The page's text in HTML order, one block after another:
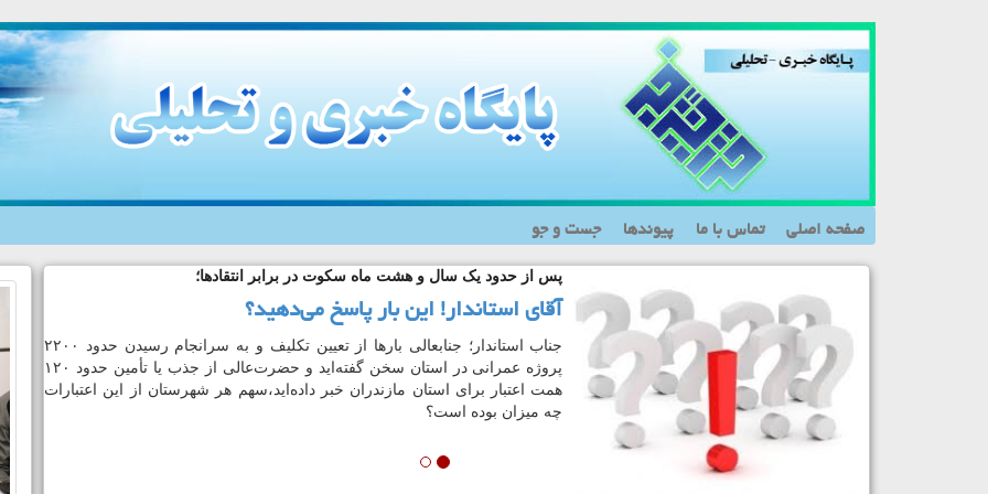
صفحه اصلی تماس با ما پیوندها جست و جو
انتقاد کم‌سابقه استاندار مازندران از عملکرد اوقاف!!!
نارضایتی از اوقاف استان، صدای استاندار را هم در آورد/ با
کسی تعارف ندارم؛مردم سرمایه اصلی نظامند
استاندار مازندران گفت: با کسی تعارف ندارم، رضایت قابل قبولی از عملکرد
مدیریت اوقاف استان وجود ندارد، نخستین مدیری که قصد تغییر او را داشته و
همچنان نیز بر این نظر هستم، مدیرکل اوقاف مازندران است.